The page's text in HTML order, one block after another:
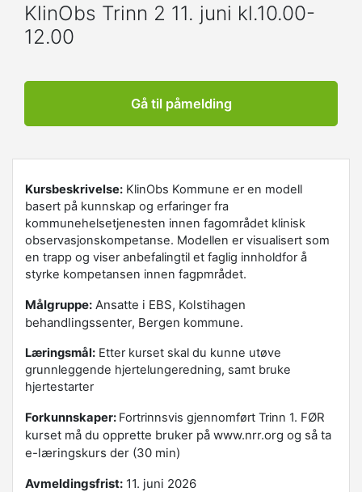
KlinObs Trinn 2 11. juni kl.10.00-
12.00
Gå til påmelding
Kursbeskrivelse: KlinObs Kommune er en modell
basert på kunnskap og erfaringer fra
kommunehelsetjenesten innen fagområdet klinisk
observasjonskompetanse. Modellen er visualisert som
en trapp og viser anbefalingtil et faglig innholdfor å
styrke kompetansen innen fagpmrådet.
Målgruppe: Ansatte i EBS, Kolstihagen
behandlingssenter, Bergen kommune.
Læringsmål: Etter kurset skal du kunne utøve
grunnleggende hjertelungeredning, samt bruke
hjertestarter
Forkunnskaper: Fortrinnsvis gjennomført Trinn 1. FØR
kurset må du opprette bruker på www.nrr.org og så ta
e-læringskurs der (30 min)
Avmeldingsfrist: 11. juni 2026